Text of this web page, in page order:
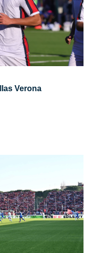
Verona